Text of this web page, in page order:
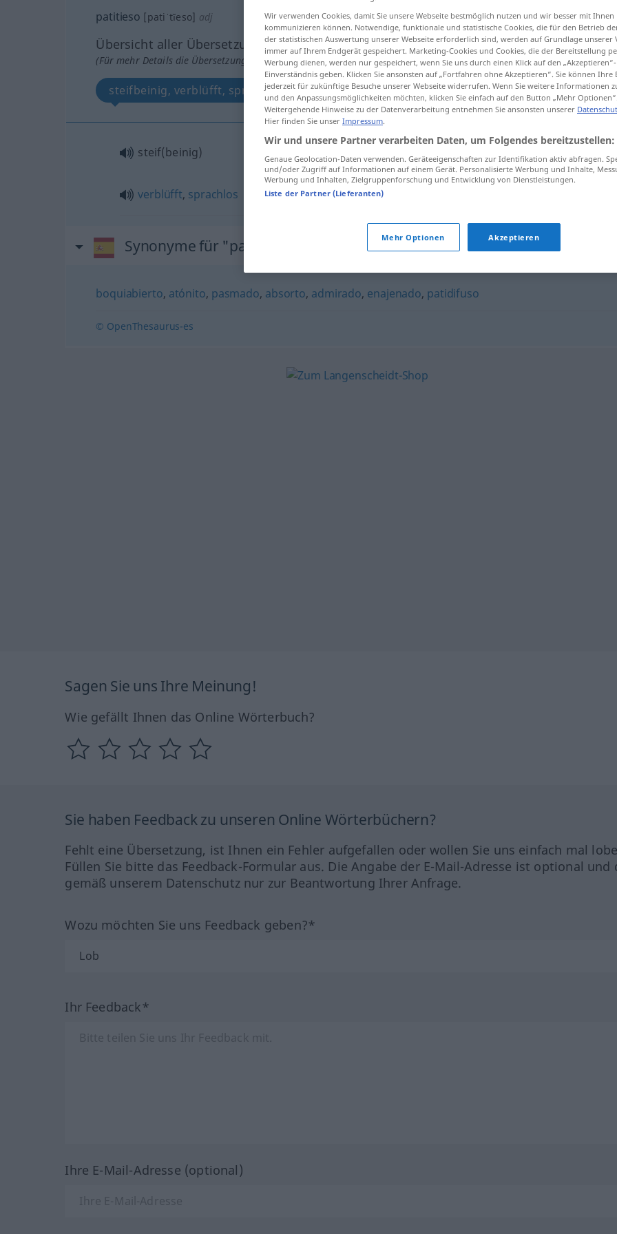
patitieso [patiˈtĭeso] adj
Übersicht aller Übersetzungen
(Für mehr Details die Übersetzung anklicken/antippen)
steifbeinig, verblüfft, sprachlos
steif(beinig)
verblüfft, sprachlos
Synonyme für "patitieso"
boquiabierto, atónito, pasmado, absorto, admirado, enajenado, patidifuso
© OpenThesaurus-es
Sagen Sie uns Ihre Meinung!
Wie gefällt Ihnen das Online Wörterbuch?
Sie haben Feedback zu unseren Online Wörterbüchern?
Fehlt eine Übersetzung, ist Ihnen ein Fehler aufgefallen oder wollen Sie uns einfach mal
Füllen Sie bitte das Feedback-Formular aus. Die Angabe der E-Mail-Adresse ist optional und
gemäß unserem Datenschutz nur zur Beantwortung Ihrer Anfrage.
Wozu möchten Sie uns Feedback geben?*
Ihr Feedback*
Ihre E-Mail-Adresse (optional)
Wir verwenden Cookies, damit Sie unsere Webseite bestmöglich nutzen und wir besser mit Ihnen
kommunizieren können. Notwendige, funktionale und statistische Cookies, die für den Betrieb
der statistischen Auswertung unserer Webseite erforderlich sind, werden auf Grundlage unserer
immer auf Ihrem Endgerät gespeichert. Marketing-Cookies und Cookies, die der Bereitstellung
Werbung dienen, werden nur gespeichert, wenn Sie uns durch einen Klick auf den
Einverständnis geben. Klicken Sie ansonsten auf „Fortfahren ohne Akzeptieren“. Sie können Ihre
jederzeit für zukünftige Besuche unserer Webseite widerrufen. Wenn Sie weitere Informationen
und den Anpassungsmöglichkeiten möchten, klicken Sie einfach auf den Button „Mehr Optionen“.
Weitergehende Hinweise zu der Datenverarbeitung entnehmen Sie ansonsten unserer
Hier finden Sie unser Impressum.
Wir und unsere Partner verarbeiten Daten, um Folgendes bereitzustellen:
Genaue Geolocation-Daten verwenden. Geräteeigenschaften zur Identifikation aktiv abfragen.
und/oder Zugriff auf Informationen auf einem Gerät. Personalisierte Werbung und Inhalte,
Werbung und Inhalten, Zielgruppenforschung und Entwicklung von Dienstleistungen.
Liste der Partner (Lieferanten)
Mehr Optionen Akzeptieren